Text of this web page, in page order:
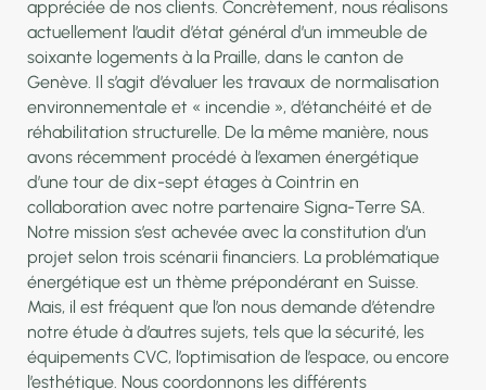
appréciée de nos clients. Concrètement, nous réalisons
actuellement l’audit d’état général d’un immeuble de
soixante logements à la Praille, dans le canton de
Genève. Il s’agit d’évaluer les travaux de normalisation
environnementale et « incendie », d’étanchéité et de
réhabilitation structurelle. De la même manière, nous
avons récemment procédé à l’examen énergétique
d’une tour de dix-sept étages à Cointrin en
collaboration avec notre partenaire Signa-Terre SA.
Notre mission s’est achevée avec la constitution d’un
projet selon trois scénarii financiers. La problématique
énergétique est un thème prépondérant en Suisse.
Mais, il est fréquent que l’on nous demande d’étendre
notre étude à d’autres sujets, tels que la sécurité, les
équipements CVC, l’optimisation de l’espace, ou encore
l’esthétique. Nous coordonnons les différents